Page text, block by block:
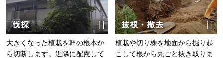
伐採
大きくなった植栽を幹の根本か
ら切断します。近隣に配慮して
抜根・撤去
植栽や切り株を地面から掘り起
こして根から丸ごと抜き取りま